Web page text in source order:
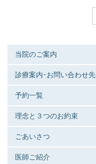
当院のご案内
診療案内･お問い合わせ先
予約一覧
理念と３つのお約束
ごあいさつ
医師ご紹介